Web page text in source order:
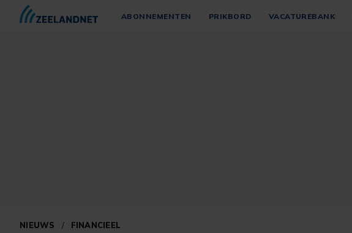
ABONNEMENTEN PRIKBORD VACATUREBANK
NIEUWS / FINANCIEEL